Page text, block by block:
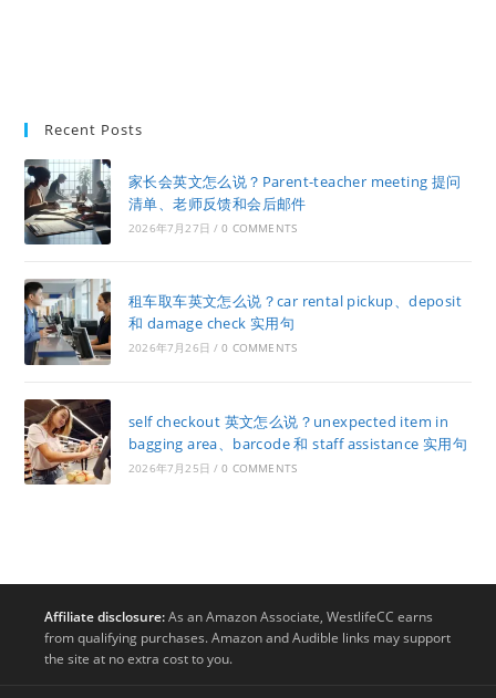
Recent Posts
家长会英文怎么说？Parent-teacher meeting 提问
清单、老师反馈和会后邮件
2026年7月27日 / 0 COMMENTS
租车取车英文怎么说？car rental pickup、deposit
和 damage check 实用句
2026年7月26日 / 0 COMMENTS
self checkout 英文怎么说？unexpected item in
bagging area、barcode 和 staff assistance 实用句
2026年7月25日 / 0 COMMENTS
Affiliate disclosure:As an Amazon Associate, WestlifeCC earns
from qualifying purchases. Amazon and Audible links may support
the site at no extra cost to you.